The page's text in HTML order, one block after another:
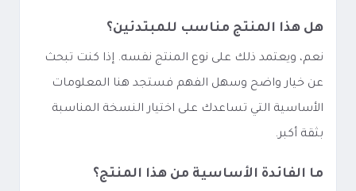
هل هذا المنتج مناسب للمبتدئين؟
نعم، ويعتمد ذلك على نوع المنتج نفسه. إذا كنت تبحث
عن خيار واضح وسهل الفهم فستجد هنا المعلومات
الأساسية التي تساعدك على اختيار النسخة المناسبة
بثقة أكبر.
ما الفائدة الأساسية من هذا المنتج؟